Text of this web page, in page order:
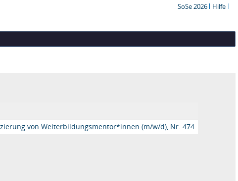
SoSe 2026 Hilfe
von Weiterbildungsmentor*innen (m/w/d), Nr. 474